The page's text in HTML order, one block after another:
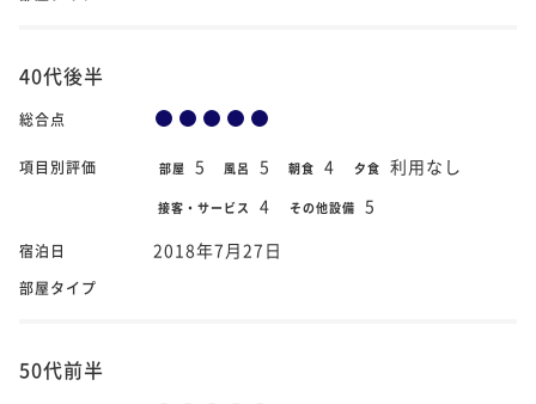
40代後半
総合点
項目別評価 部屋 5 風呂 5 朝食 4 夕食 利用なし
接客・サービス 4 その他設備 5
宿泊日 2018年7月27日
部屋タイプ
50代前半